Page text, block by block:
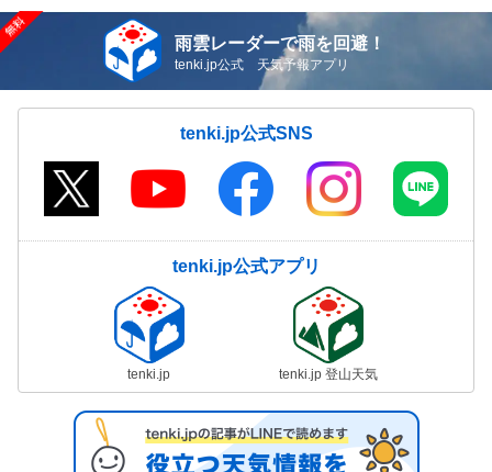
雨雲レーダーで雨を回避！
tenki.jp公式 天気予報アプリ
tenki.jp公式SNS
tenki.jp公式アプリ
tenki.jp tenki.jp 登山天気